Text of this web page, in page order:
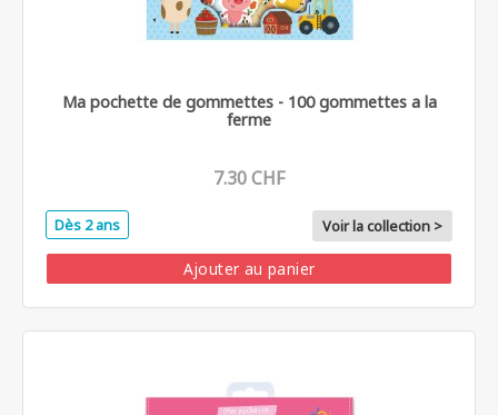
Ma pochette de gommettes - 100 gommettes a la
ferme
7.30 CHF
Dès 2 ans Voir la collection >
Ajouter au panier